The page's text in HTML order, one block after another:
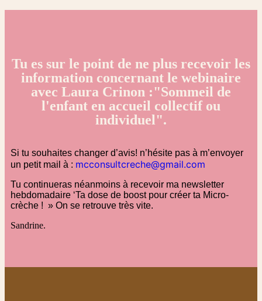
Tu es sur le point de ne plus recevoir les
information concernant le webinaire
avec Laura Crinon :"Sommeil de
l'enfant en accueil collectif ou
individuel".
Si tu souhaites changer d’avis! n’hésite pas à m’envoyer
un petit mail à : mcconsultcreche@gmail.com
Tu continueras néanmoins à recevoir ma newsletter
hebdomadaire ‘Ta dose de boost pour créer ta Micro-
crèche ! » On se retrouve très vite.
Sandrine.